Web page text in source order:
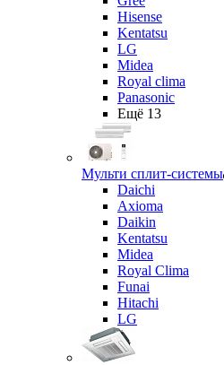
Hisense
Kentatsu
LG
Midea
Royal clima
Panasonic
Ещё 13
Мульти сплит-системы
Daichi
Axioma
Daikin
Kentatsu
Midea
Royal Clima
Funai
Hitachi
LG